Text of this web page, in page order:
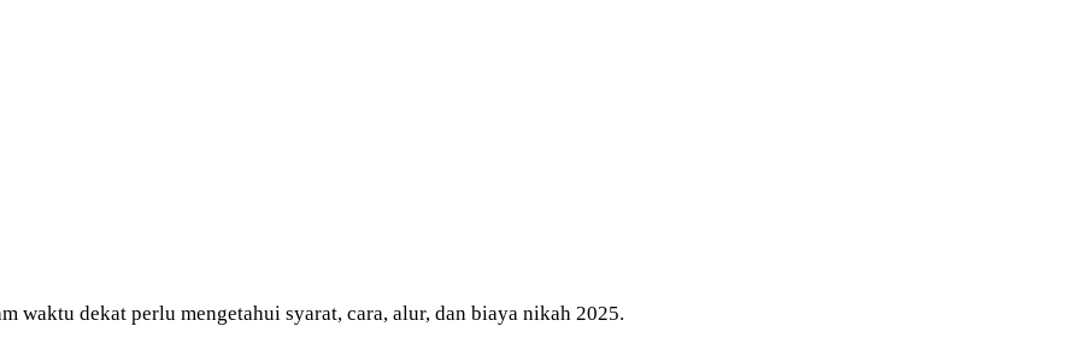
waktu dekat perlu mengetahui syarat, cara, alur, dan biaya nikah 2025.